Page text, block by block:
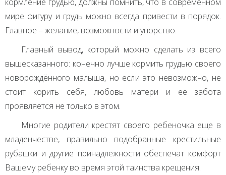
мире фигуру и грудь можно всегда привести в порядок.
Главное – желание, возможности и упорство.
Главный вывод, который можно сделать из всего
вышесказанного: конечно лучше кормить грудью своего
новорождённого малыша, но если это невозможно, не
стоит корить себя, любовь матери и её забота
проявляется не только в этом.
Многие родители крестят своего ребеночка еще в
младенчестве, правильно подобранные крестильные
рубашки и другие принадлежности обеспечат комфорт
Вашему ребенку во время этой таинства крещения.